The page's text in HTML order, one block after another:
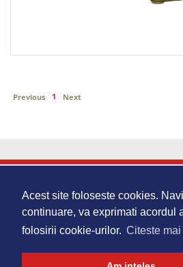
Acest site foloseste cookies.
continuare, va exprimati acordul
folosirii cookie-urilor. Citeste mai
Previous 1 Next
Portofoliu lucrari
Harta Site
Contact
Copyright 2026 © Top Install.